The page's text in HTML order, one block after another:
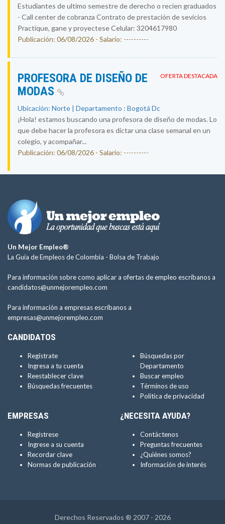
Estudiantes de ultimo semestre de derecho o recien graduados
- Call center de cobranza Contrato de prestación de sevicios
Practique, gane y proyectese Celular: 3204617980
Publicación: 06/08/2026 - Salario: ----------
OFERTA DESTACADA
PROFESORA DE DISEÑO DE
MODAS
Ubicación: Norte | Departamento : Bogotá Dc
¡Hola! estamos buscando una profesora de diseño de modas. Lo
que debe hacer la profesora es dictar una clase semanal en un
colegio, y acompañar...
Publicación: 06/08/2026 - Salario: ----------
Un Mejor Empleo®
La Guía de Empleos de Colombia - Bolsa de Trabajo
Para información sobre como aplicar a ofertas de empleo escríbanos a
candidatos@unmejorempleo.com
Para información a empresas escríbanos a
empresas@unmejorempleo.com
CANDIDATOS
Regístrate
Ingresa a tu cuenta
Reestablecer clave
Búsquedas frecuentes
Búsquedas por
Departamento
Buscar empleo
Términos de uso
Política de privacidad
EMPRESAS
Regístrese
Ingrese a su cuenta
Recordar clave
Normas de publicación
¿NECESITA AYUDA?
Contáctenos
Preguntas frecuentes
¿Quiénes somos?
Información de interés
Derechos Reservados ® 2007 - 2026